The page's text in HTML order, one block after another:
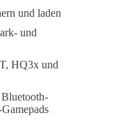
und laden
und
HQ3x und